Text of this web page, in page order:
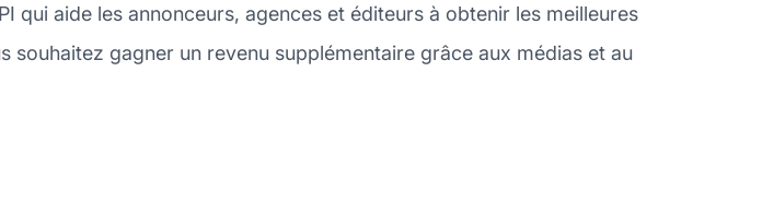
qui aide les annonceurs, agences et éditeurs à obtenir les meilleures
gagner un revenu supplémentaire grâce aux médias et au